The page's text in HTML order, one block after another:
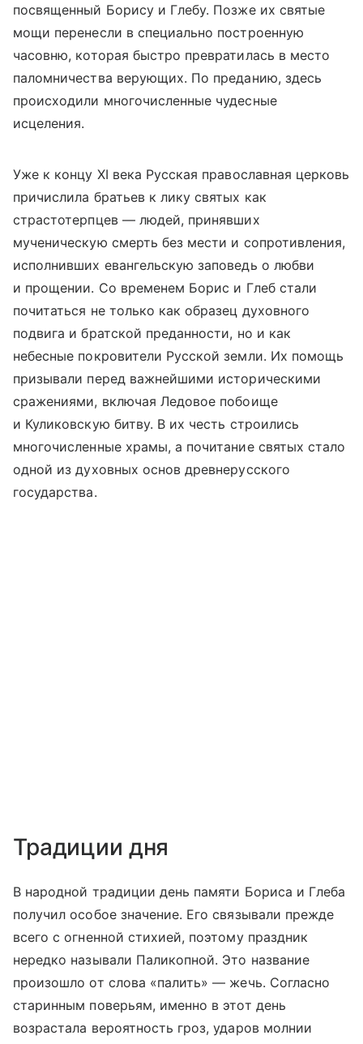
посвященный Борису и Глебу. Позже их святые
мощи перенесли в специально построенную
часовню, которая быстро превратилась в место
паломничества верующих. По преданию, здесь
происходили многочисленные чудесные
исцеления.
Уже к концу XI века Русская православная церковь
причислила братьев к лику святых как
страстотерпцев — людей, принявших
мученическую смерть без мести и сопротивления,
исполнивших евангельскую заповедь о любви
и прощении. Со временем Борис и Глеб стали
почитаться не только как образец духовного
подвига и братской преданности, но и как
небесные покровители Русской земли. Их помощь
призывали перед важнейшими историческими
сражениями, включая Ледовое побоище
и Куликовскую битву. В их честь строились
многочисленные храмы, а почитание святых стало
одной из духовных основ древнерусского
государства.
Традиции дня
В народной традиции день памяти Бориса и Глеба
получил особое значение. Его связывали прежде
всего с огненной стихией, поэтому праздник
нередко называли Паликопной. Это название
произошло от слова «палить» — жечь. Согласно
старинным поверьям, именно в этот день
возрастала вероятность гроз, ударов молнии